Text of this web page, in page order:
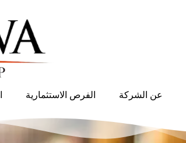
عن الشركة الفرص الاستثمارية